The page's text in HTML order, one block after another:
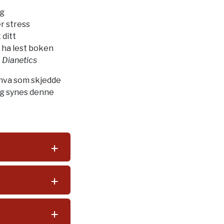
stress
ditt
lest boken
Dianetics
som skjedde
synes denne